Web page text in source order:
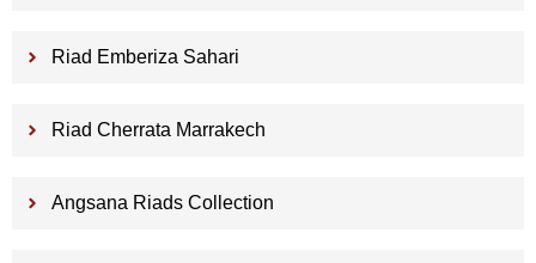
Riad Emberiza Sahari
Riad Cherrata Marrakech
Angsana Riads Collection